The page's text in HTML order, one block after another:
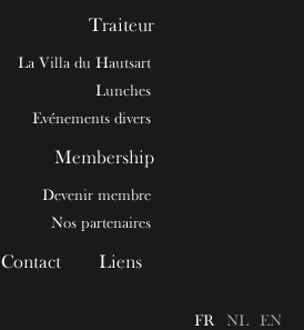
Traiteur
La Villa du Hautsart
Lunches
Evénements divers
Membership
Devenir membre
Nos partenaires
Contact Liens
FR NL EN